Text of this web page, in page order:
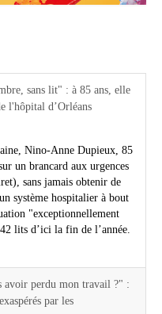
sans lit" : à 85 ans, elle
l'hôpital d’Orléans
Nino-Anne Dupieux, 85
un brancard aux urgences
sans jamais obtenir de
système hospitalier à bout
"exceptionnellement
lits d’ici la fin de l’année.
avoir perdu mon travail ?" :
par les